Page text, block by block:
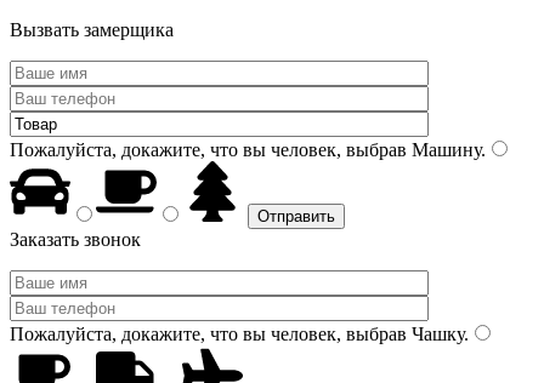
Вызвать замерщика
Пожалуйста, докажите, что вы человек, выбрав Машину.
Заказать звонок
Пожалуйста, докажите, что вы человек, выбрав Чашку.